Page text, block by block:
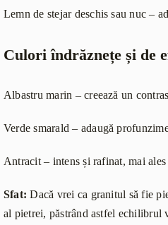
Lemn de stejar deschis sau nuc –
Culori îndrăznețe și de
Albastru marin – creează un
Verde smarald – adaugă
Antracit – intens și rafinat, mai
Sfat: Dacă vrei ca granitul să fie
al pietrei, păstrând astfel echilibrul